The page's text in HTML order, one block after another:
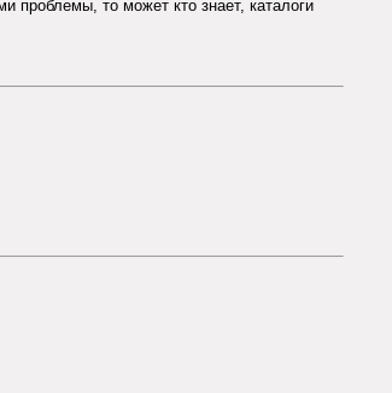
проблемы, то может кто знает, каталоги